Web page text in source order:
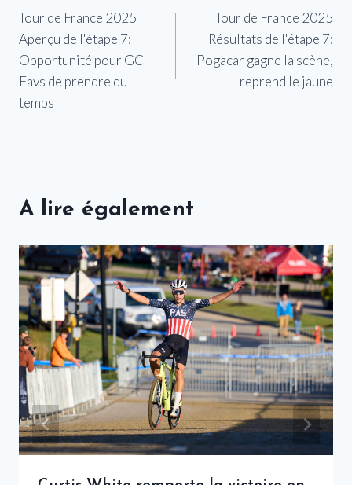
de
l’article
Tour de France 2025
Aperçu de l'étape 7:
Opportunité pour GC
Favs de prendre du
temps
Tour de France 2025
Résultats de l'étape 7:
Pogacar gagne la scène,
reprend le jaune
A lire également